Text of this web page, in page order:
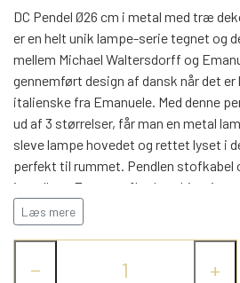
DAYBED/
ENTRE
REOLER
ENTRE
SMINKEBORDE/LAMPER
SPEJLE
SPEJLE
SÅDAN HANDLER
MONTERING &
DC Pendel Ø26 cm i metal med træ
er en helt unik lampe-serie tegnet og
mellem Michael Waltersdorff og
gennemført design af dansk når det
italienske fra Emanuele. Med denne
ud af 3 størrelser, får man en metal
sleve lampe hovedet og rettet lyset i
perfekt til rummet. Pendlen
installere. En super flot kombination
beslaget der er udført i rigtig træ og
siden, der giver en smuk kontrast. Der
fatning, så nu kan der vælges alt op til
Læs mere
− +